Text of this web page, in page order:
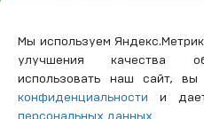
Мы используем
улучшения качества
использовать наш сайт,
конфиденциальности и
персональных данных